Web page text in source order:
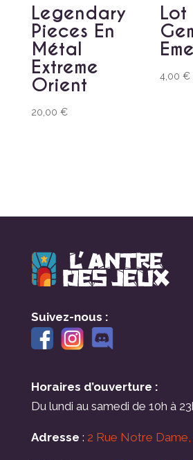
Legendary
Pieces En
Métal
Extreme
Orient
20,00 €
Lot
4,00€
Suivez-nous :
Horaires d’ouverture :
Du lundi au samedi de 10h à
Adresse : 2 Rue Notre